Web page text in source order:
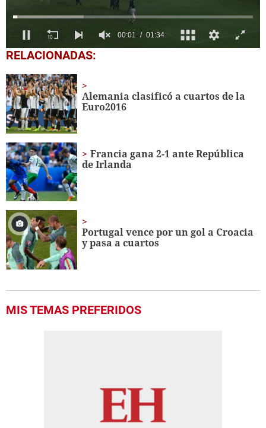
0
of
minute,
34
seconds
RELACIONADAS:
Alemania clasificó a cuartos de la
Euro2016
Francia gana 2-1 ante República
de Irlanda
Portugal vence por un gol a Croacia
y pasa a cuartos
MIS TEMAS PREFERIDOS